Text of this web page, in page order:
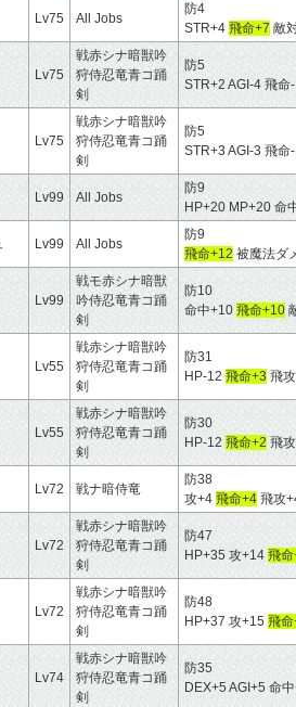
Lv75 All Jobs
防4
STR+4 飛命+7 敵
Lv75
戦赤シナ暗獣吟
狩侍忍竜青コ踊
剣
防5
STR+2 AGI-4 飛命
Lv75
戦赤シナ暗獣吟
狩侍忍竜青コ踊
剣
防5
STR+3 AGI-3 飛命
Lv99 All Jobs
防9
HP+20 MP+20 命
Lv99 All Jobs
防9
飛命+12 被魔法ダ
Lv99
戦モ赤シナ暗獣
吟侍忍竜青コ踊
剣
防10
命中+10 飛命+10
Lv55
戦赤シナ暗獣吟
狩侍忍竜青コ踊
剣
防31
HP-12 飛命+3 飛
Lv55
戦赤シナ暗獣吟
狩侍忍竜青コ踊
剣
防30
HP-12 飛命+2 飛
Lv72 戦ナ暗侍竜
防38
攻+4 飛命+4 飛攻
Lv72
戦赤シナ暗獣吟
狩侍忍竜青コ踊
剣
防47
HP+35 攻+14 飛
Lv72
戦赤シナ暗獣吟
狩侍忍竜青コ踊
剣
防48
HP+37 攻+15 飛
Lv74
戦赤シナ暗獣吟
狩侍忍竜青コ踊
剣
防35
DEX+5 AGI+5 命